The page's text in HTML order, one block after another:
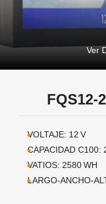
Ver
FQS12-
VOLTAJE: 12 V
CAPACIDAD C100:
VATIOS: 2580WH
LARGO-ANCHO-